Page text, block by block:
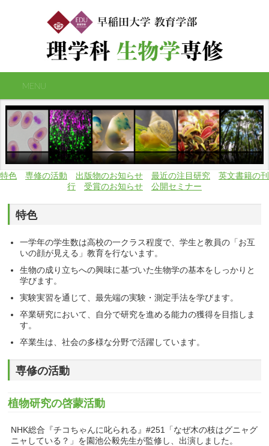
MENU
特色 専修の活動 出版物のお知らせ 最近の注目研究
英文書籍の刊
行
受賞のお知らせ 公開セミナー
特色
一学年の学生数は高校の一クラス程度で、学生と教員の「お互
いの顔が見える」教育を行ないます。
生物の成り立ちへの興味に基づいた生物学の基本をしっかりと
学びます。
実験実習を通じて、最先端の実験・測定手法を学びます。
卒業研究において、自分で研究を進める能力の獲得を目指しま
す。
卒業生は、社会の多様な分野で活躍しています。
専修の活動
植物研究の啓蒙活動
NHK総合『チコちゃんに叱られる』#251「なぜ木の枝はグニャグ
ニャしている？」を園池公毅先生が監修し、出演しました。